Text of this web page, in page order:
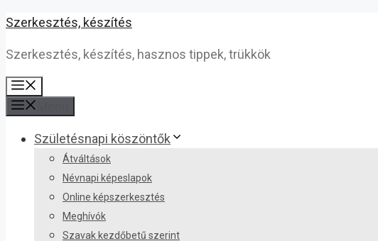
Kilépés
tartalomba
Szerkesztés, készítés
Szerkesztés, készítés, hasznos tippek, trükkök
Születésnapi köszöntők
Átváltások
Névnapi képeslapok
Online képszerkesztés
Meghívók
Szavak kezdőbetű szerint